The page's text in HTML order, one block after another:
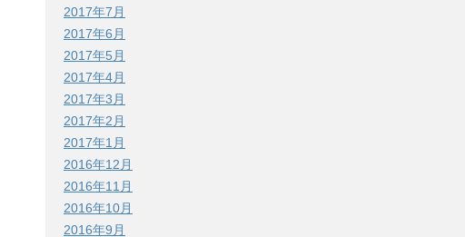
2017年7月
2017年6月
2017年5月
2017年4月
2017年3月
2017年2月
2017年1月
2016年12月
2016年11月
2016年10月
2016年9月